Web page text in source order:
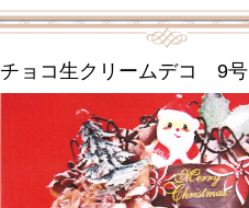
チョコ生クリームデコ 9号